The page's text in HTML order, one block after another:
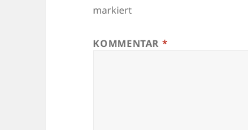
markiert
KOMMENTAR *